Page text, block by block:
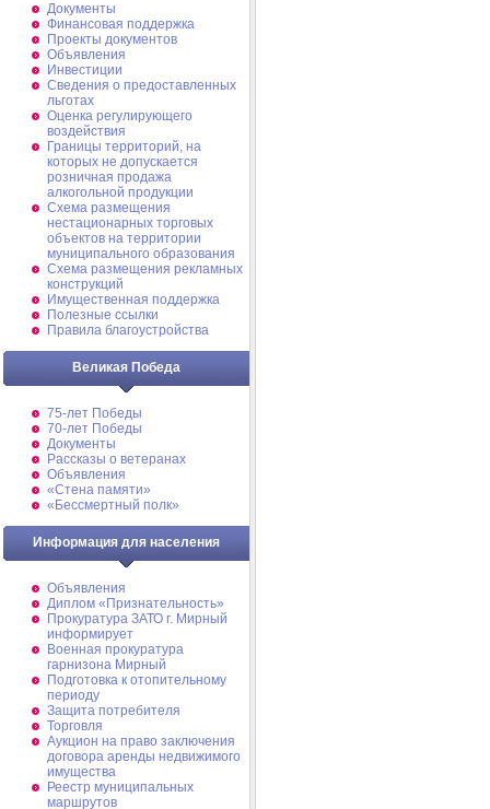
Документы
Финансовая поддержка
Проекты документов
Объявления
Инвестиции
Сведения о предоставленных
льготах
Оценка регулирующего
воздействия
Границы территорий, на
которых не допускается
розничная продажа
алкогольной продукции
Схема размещения
нестационарных торговых
объектов на территории
муниципального образования
Схема размещения рекламных
конструкций
Имущественная поддержка
Полезные ссылки
Правила благоустройства
Великая Победа
75-лет Победы
70-лет Победы
Документы
Рассказы о ветеранах
Объявления
«Стена памяти»
«Бессмертный полк»
Информация для населения
Объявления
Диплом «Признательность»
Прокуратура ЗАТО г. Мирный
информирует
Военная прокуратура
гарнизона Мирный
Подготовка к отопительному
периоду
Защита потребителя
Торговля
Аукцион на право заключения
договора аренды недвижимого
имущества
Реестр муниципальных
маршрутов